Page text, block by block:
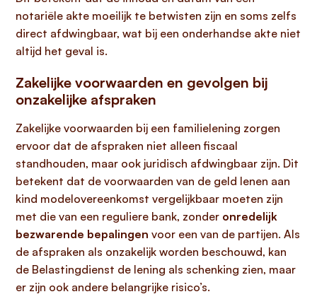
notariële akte moeilijk te betwisten zijn en soms zelfs
direct afdwingbaar, wat bij een onderhandse akte niet
altijd het geval is.
Zakelijke voorwaarden en gevolgen bij
onzakelijke afspraken
Zakelijke voorwaarden bij een familielening zorgen
ervoor dat de afspraken niet alleen fiscaal
standhouden, maar ook juridisch afdwingbaar zijn. Dit
betekent dat de voorwaarden van de geld lenen aan
kind modelovereenkomst vergelijkbaar moeten zijn
met die van een reguliere bank, zonder onredelijk
bezwarende bepalingen voor een van de partijen. Als
de afspraken als onzakelijk worden beschouwd, kan
de Belastingdienst de lening als schenking zien, maar
er zijn ook andere belangrijke risico’s.